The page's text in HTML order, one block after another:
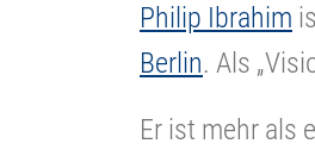
Philip Ibrahim
Berlin. Als
Er ist mehr als